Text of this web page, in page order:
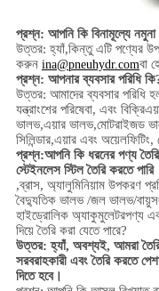
প্রশ্ন: আপনি কি বিনামূল্যে নমুনা
উত্তর: হ্যাঁ,কিন্তু এটি পণ্যের
করুন ina@pneuhydr.comবা
প্রশ্ন: আপনার ব্যবসার পরিধি
উত্তর: আমাদের ব্যবসার পরিধি
যন্ত্রাংশের পরিষেবা, এবং বিক্রি
ভালভ,এয়ার ভালভ,মোটরাইজড
সিলিন্ডার,এয়ার এবং অয়েলফিটিং,
প্রশ্ন:আপনি কি ধরনের পণ্য
স্টেইনলেস স্টিল তৈরি করতে পারি
,ব্রাস, অ্যালুমিনিয়াম উপকরণ
বৈদ্যুতিক ভালভ /জল ভালভ/
হাইড্রোলিক অ্যাকুমুলেটরপণ্য
দিয়ে তৈরি করা যেতে পারে?
উত্তর: হ্যাঁ, অবশ্যই, আমরা
সরবরাহকারী এবং তৈরি করতে
দিতে হবে।